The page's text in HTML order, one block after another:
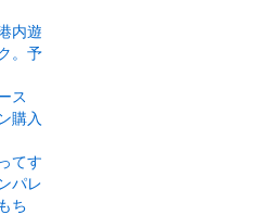
内遊
。予
ス
購入
てす
パレ
ち